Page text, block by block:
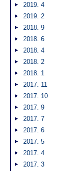
2019. 4
2019. 2
2018. 9
2018. 6
2018. 4
2018. 2
2018. 1
2017. 11
2017. 10
2017. 9
2017. 7
2017. 6
2017. 5
2017. 4
2017. 3